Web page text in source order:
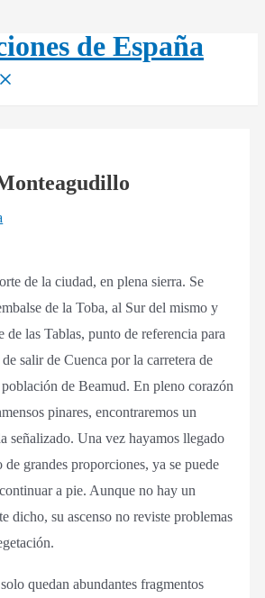
de España
de la ciudad, en plena sierra. Se
de la Toba, al Sur del mismo y
de las Tablas, punto de referencia para
salir de Cuenca por la carretera de
de Beamud. En pleno corazón
pinares, encontraremos un
señalizado. Una vez hayamos llegado
grandes proporciones, ya se puede
a pie. Aunque no hay un
dicho, su ascenso no reviste problemas
quedan abundantes fragmentos